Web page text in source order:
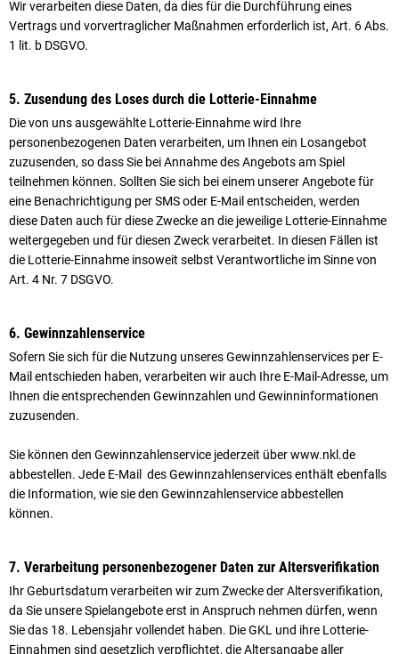
Wir verarbeiten diese Daten, da dies für die Durchführung eines
Vertrags und vorvertraglicher Maßnahmen erforderlich ist, Art. 6 Abs.
1 lit. b DSGVO.
5. Zusendung des Loses durch die Lotterie-Einnahme
Die von uns ausgewählte Lotterie-Einnahme wird Ihre
personenbezogenen Daten verarbeiten, um Ihnen ein Losangebot
zuzusenden, so dass Sie bei Annahme des Angebots am Spiel
teilnehmen können. Sollten Sie sich bei einem unserer Angebote für
eine Benachrichtigung per SMS oder E-Mail entscheiden, werden
diese Daten auch für diese Zwecke an die jeweilige Lotterie-Einnahme
weitergegeben und für diesen Zweck verarbeitet. In diesen Fällen ist
die Lotterie-Einnahme insoweit selbst Verantwortliche im Sinne von
Art. 4 Nr. 7 DSGVO.
6. Gewinnzahlenservice
Sofern Sie sich für die Nutzung unseres Gewinnzahlenservices per E-
Mail entschieden haben, verarbeiten wir auch Ihre E-Mail-Adresse, um
Ihnen die entsprechenden Gewinnzahlen und Gewinninformationen
zuzusenden.
Sie können den Gewinnzahlenservice jederzeit über www.nkl.de
abbestellen. Jede E-Mail des Gewinnzahlenservices enthält ebenfalls
die Information, wie sie den Gewinnzahlenservice abbestellen
können.
7. Verarbeitung personenbezogener Daten zur Altersverifikation
Ihr Geburtsdatum verarbeiten wir zum Zwecke der Altersverifikation,
da Sie unsere Spielangebote erst in Anspruch nehmen dürfen, wenn
Sie das 18. Lebensjahr vollendet haben. Die GKL und ihre Lotterie-
Einnahmen sind gesetzlich verpflichtet, die Altersangabe aller